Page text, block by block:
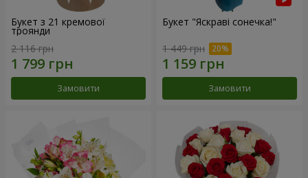
Букет з 21 кремової
троянди
2 116 грн
Замовити
Букет "Яскраві сонечка!"
1 449 грн
Замовити